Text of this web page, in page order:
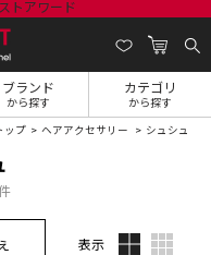
ブランド
から探す
カテゴリ
から探す
ップ ヘアアクセサリー シュシュ
表示